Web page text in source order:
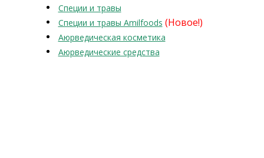
Специи и травы
Специи и травы Amilfoods (Новое!)
Аюрведическая косметика
Аюрведические средства